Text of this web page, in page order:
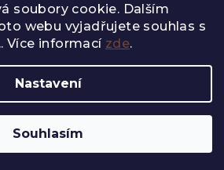
soubory cookie. Dalším
webu vyjadřujete souhlas s
Více informací zde.
Nastavení
Souhlasím
vyhrazena.
Vytvořil Shoptet